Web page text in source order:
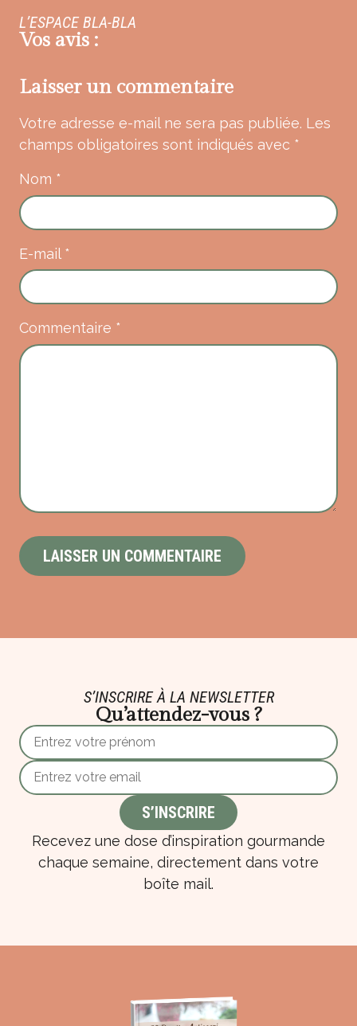
L’ESPACE BLA-BLA
Vos avis :
Laisser un commentaire
Votre adresse e-mail ne sera pas publiée. Les
champs obligatoires sont indiqués avec *
Commentaire *
Nom *
E-mail *
S’INSCRIRE À LA NEWSLETTER
Qu’attendez-vous ?
Recevez une dose d’inspiration gourmande
chaque semaine, directement dans votre
boîte mail.